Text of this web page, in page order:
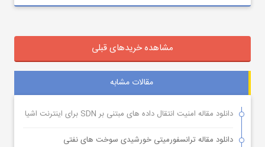
مشاهده خریدهای قبلی
مقالات مشابه
دانلود مقاله امنیت انتقال داده های مبتنی بر SDN برای اینترنت اشیا
دانلود مقاله ترانسفورمیتی خورشیدی سوخت های نفتی